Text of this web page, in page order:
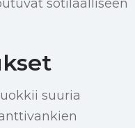
sotilaalliseen
suuria